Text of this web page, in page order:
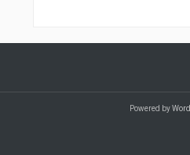
Powered by